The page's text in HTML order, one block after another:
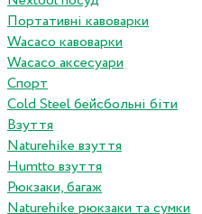
Портативні кавоварки
Wacaco кавоварки
Wacaco аксесуари
Спорт
Cold Steel бейсбольні біти
Взуття
Naturehike взуття
Humtto взуття
Рюкзаки, багаж
Naturehike рюкзаки та сумки